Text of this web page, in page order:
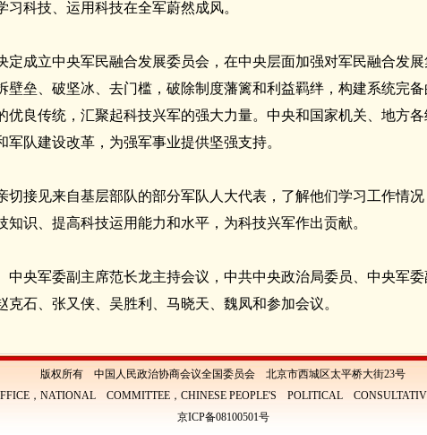
科技、运用科技在全军蔚然成风。
定成立中央军民融合发展委员会，在中央层面加强对军民融合发
壁垒、破坚冰、去门槛，破除制度藩篱和利益羁绊，构建系统完
优良传统，汇聚起科技兴军的强大力量。中央和国家机关、地方
队建设改革，为强军事业提供坚强支持。
切接见来自基层部队的部分军队人大代表，了解他们学习工作情
知识、提高科技运用能力和水平，为科技兴军作出贡献。
中央军委副主席范长龙主持会议，中共中央政治局委员、中央军
石、张又侠、吴胜利、马晓天、魏凤和参加会议。
版权所有 中国人民政治协商会议全国委员会 北京市西城区太平桥大街23号
，NATIONAL COMMITTEE，CHINESE PEOPLE'S POLITICAL
京ICP备08100501号